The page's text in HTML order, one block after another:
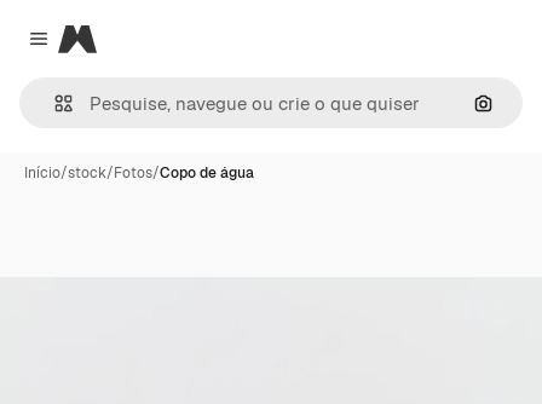
Close menu
Magnific
Início/stock/Fotos/Copo de água